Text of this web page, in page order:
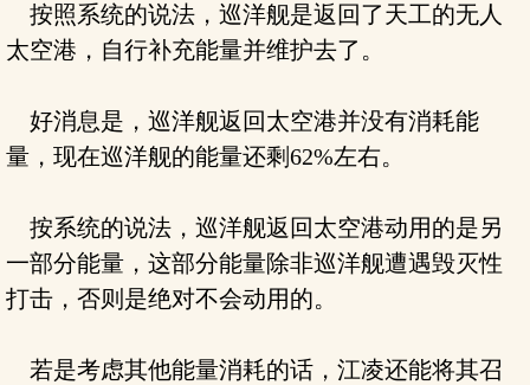
按照系统的说法，巡洋舰是返回了天工的无人
太空港，自行补充能量并维护去了。
好消息是，巡洋舰返回太空港并没有消耗能
量，现在巡洋舰的能量还剩62%左右。
按系统的说法，巡洋舰返回太空港动用的是另
一部分能量，这部分能量除非巡洋舰遭遇毁灭性
打击，否则是绝对不会动用的。
若是考虑其他能量消耗的话，江凌还能将其召